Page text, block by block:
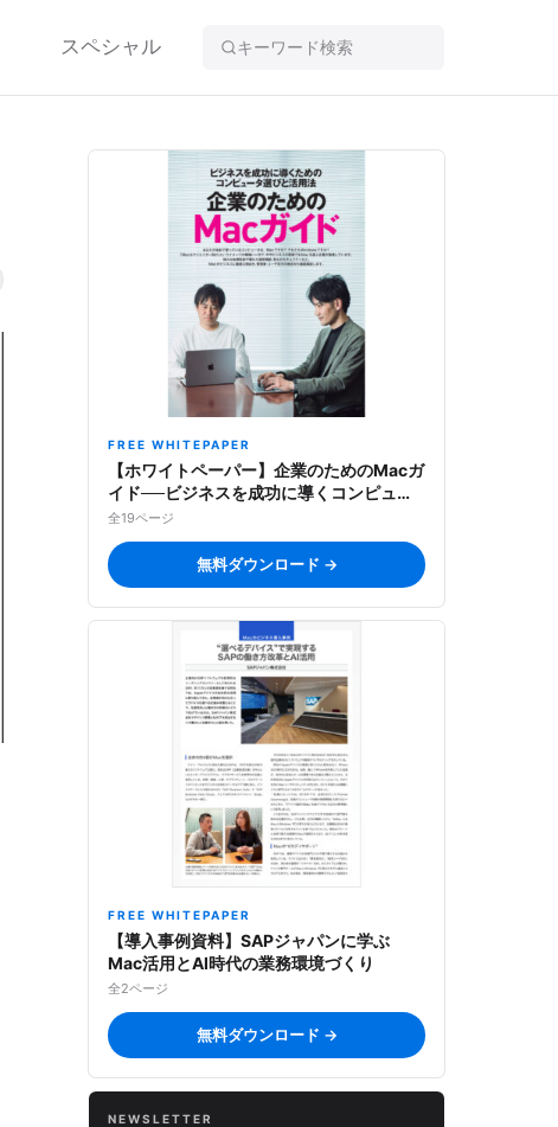
スペシャル
FREE WHITEPAPER
【ホワイトペーパー】企業のためのMacガ
イド──ビジネスを成功に導くコンピュー
タ選びと活用法
全19ページ
無料ダウンロード →
FREE WHITEPAPER
【導入事例資料】SAPジャパンに学ぶ
Mac活用とAI時代の業務環境づくり
全2ページ
無料ダウンロード →
NEWSLETTER